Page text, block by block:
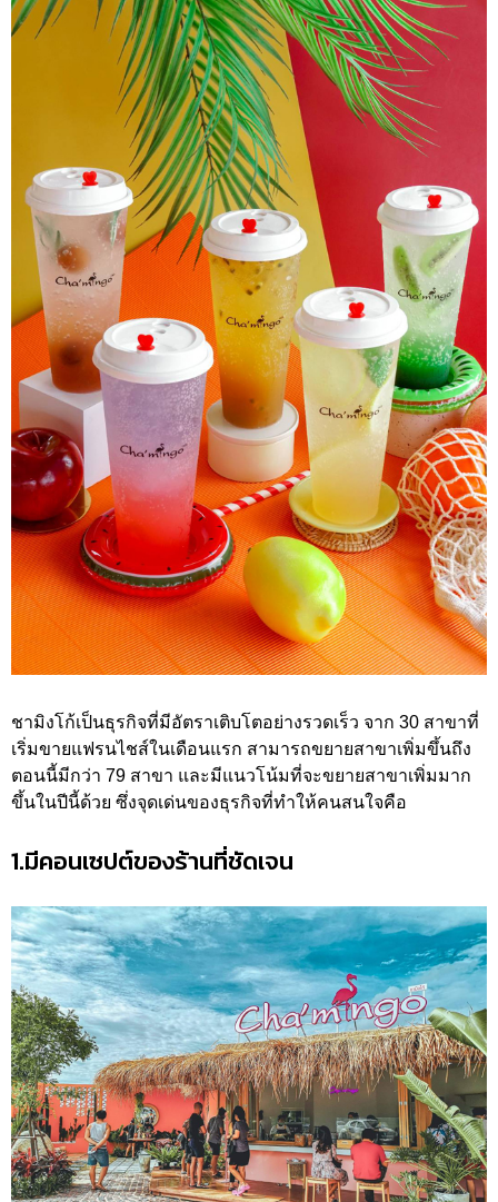
ชามิงโก้เป็นธุรกิจที่มีอัตราเติบโตอย่างรวดเร็ว จาก 30 สาขาที่
เริ่มขายแฟรนไชส์ในเดือนแรก สามารถขยายสาขาเพิ่มขึ้นถึง
ตอนนี้มีกว่า 79 สาขา และมีแนวโน้มที่จะขยายสาขาเพิ่มมาก
ขึ้นในปีนี้ด้วย ซึ่งจุดเด่นของธุรกิจที่ทำให้คนสนใจคือ
1.มีคอนเซปต์ของร้านที่ชัดเจน